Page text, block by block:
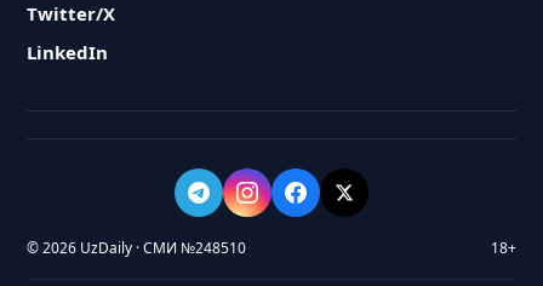
Twitter/X
LinkedIn
© 2026 UzDaily · СМИ №248510 18+